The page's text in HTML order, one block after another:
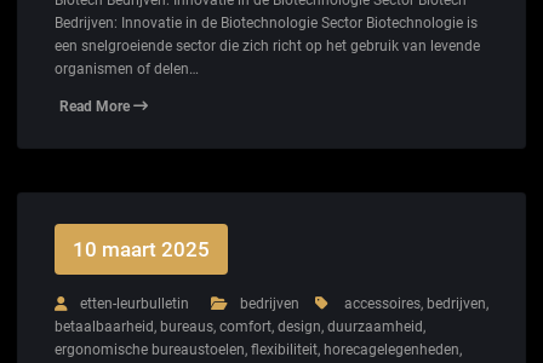
Bedrijven: Innovatie in de Biotechnologie Sector Biotechnologie is
een snelgroeiende sector die zich richt op het gebruik van levende
organismen of delen…
Read More
10 maart 2025
etten-leurbulletin bedrijven accessoires, bedrijven,
betaalbaarheid, bureaus, comfort, design, duurzaamheid,
ergonomische bureaustoelen, flexibiliteit, horecagelegenheden,